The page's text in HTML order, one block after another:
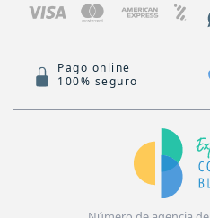
Pago online
100% seguro